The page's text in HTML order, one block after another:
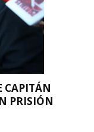
CAPITÁN
PRISIÓN